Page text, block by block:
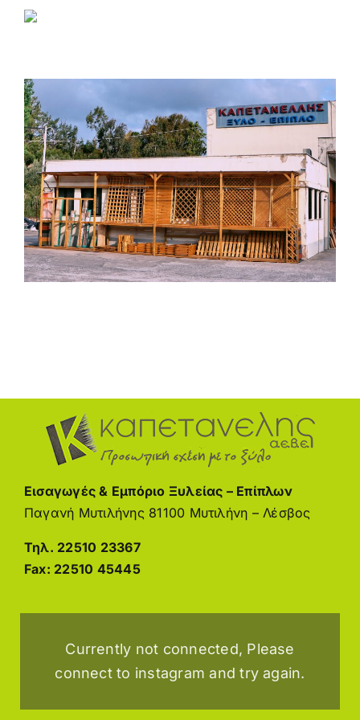
Εισαγωγές & Εμπόριο Ξυλείας – Επίπλων
Παγανή Μυτιλήνης 81100 Μυτιλήνη – Λέσβος
Τηλ. 22510 23367
Fax: 22510 45445
Currently not connected, Please
connect to instagram and try again.